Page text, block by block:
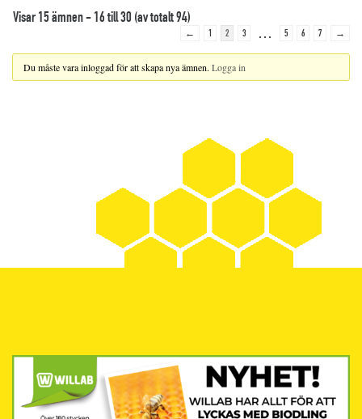
Visar 15 ämnen - 16 till 30 (av totalt 94)
← 1 2 3 … 5 6 7 →
Du måste vara inloggad för att skapa nya ämnen. Logga in